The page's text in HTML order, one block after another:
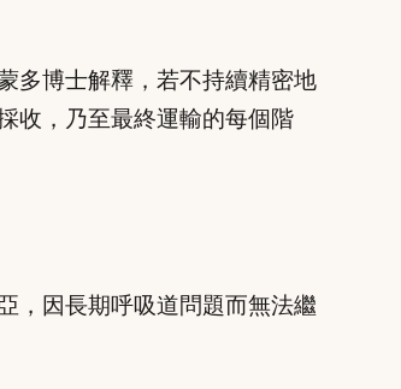
多博士解釋，若不持續精密地
收，乃至最終運輸的每個階
，因長期呼吸道問題而無法繼